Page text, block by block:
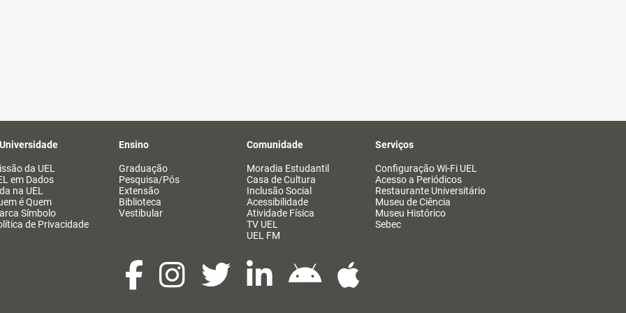
da UEL
em Dados
na UEL
é Quem
Símbolo
de Privacidade
Ensino
Graduação
Pesquisa/Pós
Extensão
Biblioteca
Vestibular
Comunidade
Moradia Estudantil
Casa de Cultura
Inclusão Social
Acessibilidade
Atividade Física
TV UEL
UEL FM
Serviços
Configuração Wi-Fi UEL
Acesso a Periódicos
Restaurante Universitário
Museu de Ciência
Museu Histórico
Sebec